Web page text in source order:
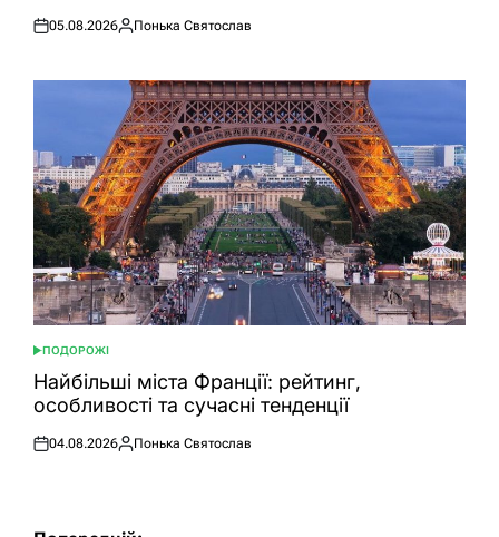
Оприлюднено
05.08.2026
Опубліковано
Понька Святослав
ОПУБЛІКУВАТИ
У
ПОДОРОЖІ
Найбільші міста Франції: рейтинг,
особливості та сучасні тенденції
Оприлюднено
04.08.2026
Опубліковано
Понька Святослав